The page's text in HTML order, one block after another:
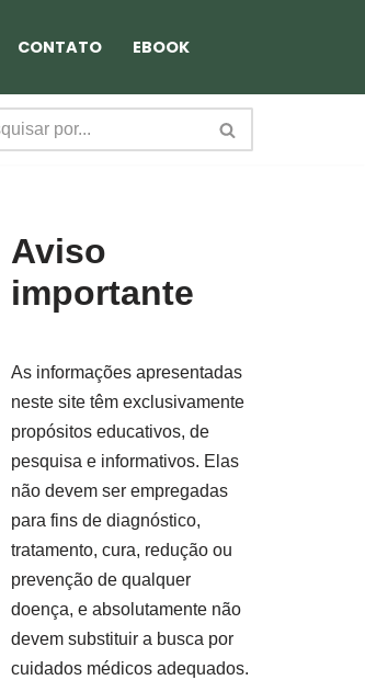
CONTATO EBOOK
Aviso
importante
As informações apresentadas
neste site têm exclusivamente
propósitos educativos, de
pesquisa e informativos. Elas
não devem ser empregadas
para fins de diagnóstico,
tratamento, cura, redução ou
prevenção de qualquer
doença, e absolutamente não
devem substituir a busca por
cuidados médicos adequados.